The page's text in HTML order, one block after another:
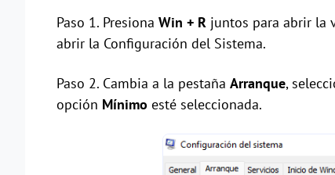
Paso 1. Presiona Win + R juntos para abrir la
abrir la Configuración del Sistema.
Paso 2. Cambia a la pestaña Arranque,
opción Mínimo esté seleccionada.